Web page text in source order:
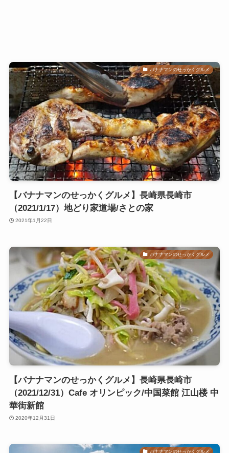
バナナマンのせっかくグルメ
【バナナマンのせっかくグルメ】長崎県長崎市
（2021/1/17）地どり家道場/さとの家
2021年1月22日
バナナマンのせっかくグルメ
【バナナマンのせっかくグルメ】長崎県長崎市
（2021/12/31）Cafe オリンピック/中国菜館 江山楼 中
華街新館
2020年12月31日
バナナマンのせっかくグルメ